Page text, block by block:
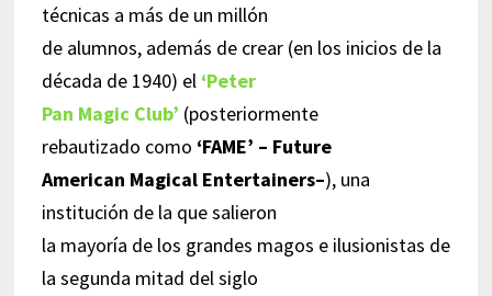
técnicas a más de un millón
de alumnos, además de crear (en los inicios de la
década de 1940) el ‘Peter
Pan Magic Club’ (posteriormente
rebautizado como ‘FAME’ – Future
American Magical Entertainers–), una
institución de la que salieron
la mayoría de los grandes magos e ilusionistas de
la segunda mitad del siglo